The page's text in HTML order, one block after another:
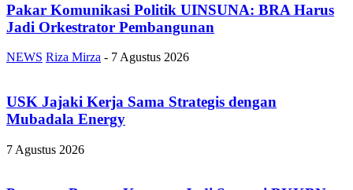
Pakar Komunikasi Politik UINSUNA: BRA Harus
Jadi Orkestrator Pembangunan
NEWS Riza Mirza - 7 Agustus 2026
USK Jajaki Kerja Sama Strategis dengan
Mubadala Energy
7 Agustus 2026